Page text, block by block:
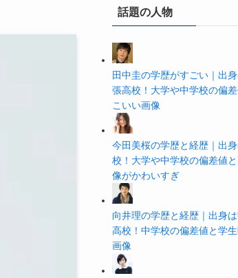
話題の人物
田中圭の学歴がすごい｜出
張高校！大学や中学校の偏
こいい画像
今田美桜の学歴と経歴｜出
校！大学や中学校の偏差値
像がかわいすぎ
向井理の学歴と経歴｜出身
高校！中学校の偏差値と学
画像